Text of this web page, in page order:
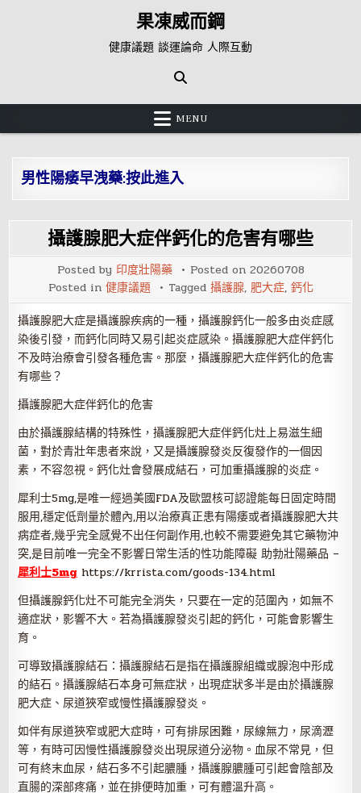
果凍威而鋼
健康議題 談運論命 人際互動
MENU
男性陽痿早洩藥:按此進入
攝護腺肥大症伴鈣化的危害有哪些
Posted by 印度壯陽藥 Posted on 20260708
Posted in 健康議題 Tagged 攝護腺, 肥大症, 鈣化
攝護腺肥大症是攝護腺疾病的一種，攝護腺鈣化一般多由炎症感
染後引發，而鈣化同時又易引起炎症感染。攝護腺肥大症伴鈣化
不及時治療會引發各種危害。那麼，攝護腺肥大症伴鈣化的危害
有哪些？
攝護腺肥大症伴鈣化的危害
由於攝護腺結構的特殊性，攝護腺肥大症伴鈣化灶上易滋生細
菌，對於青壯年患者來說，又是攝護腺發炎反復發作的一個因
素，不容忽視。鈣化灶會發展成結石，可加重攝護腺的炎症。
犀利士5mg,是唯一經過美國FDA及歐盟核可認證能每日固定時間
服用,穩定低劑量於體內,用以治療真正患有陽痿或者攝護腺肥大共
病症者,幾乎完全感覺不出任何副作用,也較不需要避免其它藥物沖
突,是目前唯一完全不影響日常生活的性功能障礙 助勃壯陽藥品 –
犀利士5mg https://krrista.com/goods-134.html
但攝護腺鈣化灶不可能完全消失，只要在一定的范圍內，如無不
適症狀，影響不大。若為攝護腺發炎引起的鈣化，可能會影響生
育。
可導致攝護腺結石：攝護腺結石是指在攝護腺組織或腺泡中形成
的結石。攝護腺結石本身可無症狀，出現症狀多半是由於攝護腺
肥大症、尿道狹窄或慢性攝護腺發炎。
如伴有尿道狹窄或肥大症時，可有排尿困難，尿線無力，尿滴瀝
等，有時可因慢性攝護腺發炎出現尿道分泌物。血尿不常見，但
可有終末血尿，結石多不引起膿腫，攝護腺膿腫可引起會陰部及
直腸的深部疼痛，並在排便時加重，可有體溫升高。